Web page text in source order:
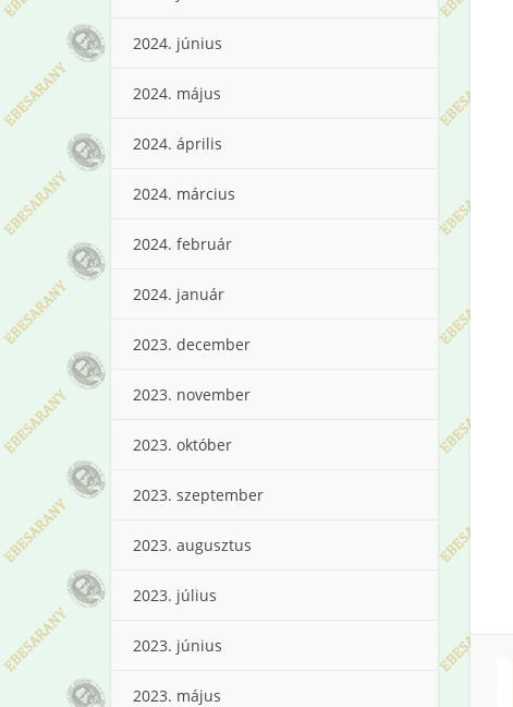
2024. június
2024. május
2024. április
2024. március
2024. február
2024. január
2023. december
2023. november
2023. október
2023. szeptember
2023. augusztus
2023. július
2023. június
2023. május